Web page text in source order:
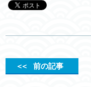
＜＜前の記事